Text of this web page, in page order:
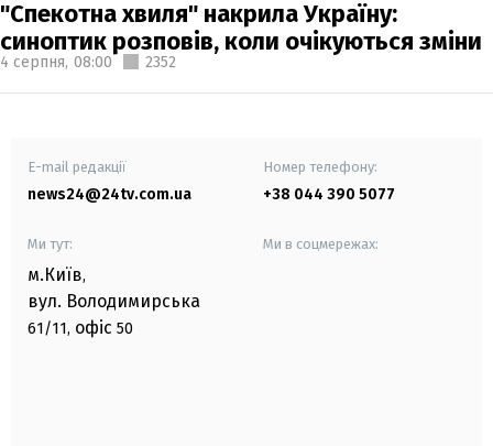
"Спекотна хвиля" накрила Україну:
синоптик розповів, коли очікуються зміни
4 серпня, 08:00 2352
E-mail редакції
news24@24tv.com.ua
Номер телефону:
+38 044 390 5077
Ми тут:
м.Київ,
вул. Володимирська
61/11, офіс 50
Ми в соцмережах: